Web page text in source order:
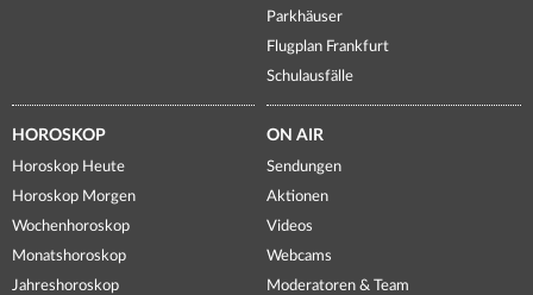
Parkhäuser
Flugplan Frankfurt
Schulausfälle
HOROSKOP
Horoskop Heute
Horoskop Morgen
Wochenhoroskop
Monatshoroskop
Jahreshoroskop
ON AIR
Sendungen
Aktionen
Videos
Webcams
Moderatoren & Team